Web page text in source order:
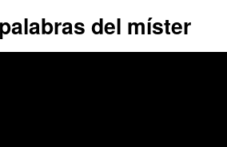
del míster